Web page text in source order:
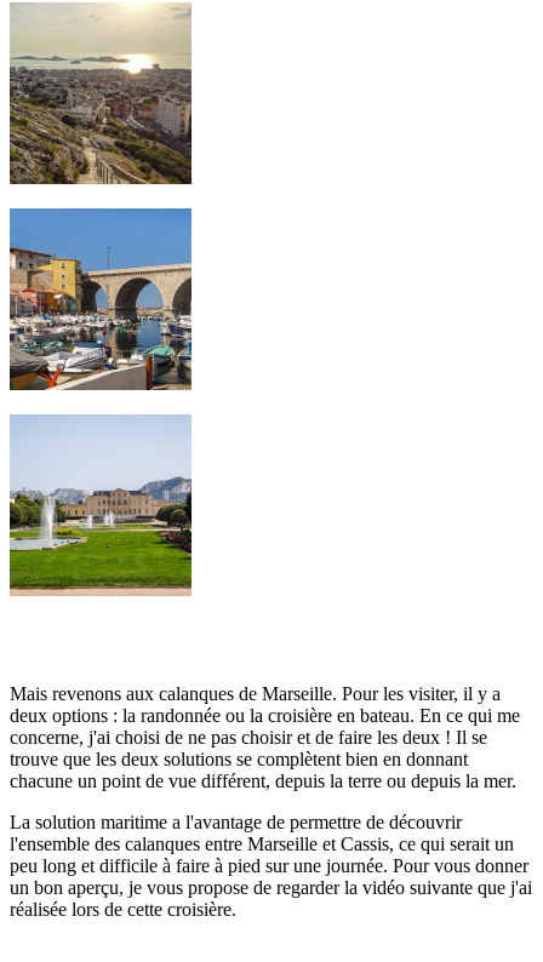
Mais revenons aux calanques de Marseille. Pour les visiter, il y a
deux options : la randonnée ou la croisière en bateau. En ce qui me
concerne, j'ai choisi de ne pas choisir et de faire les deux ! Il se
trouve que les deux solutions se complètent bien en donnant
chacune un point de vue différent, depuis la terre ou depuis la mer.
La solution maritime a l'avantage de permettre de découvrir
l'ensemble des calanques entre Marseille et Cassis, ce qui serait un
peu long et difficile à faire à pied sur une journée. Pour vous donner
un bon aperçu, je vous propose de regarder la vidéo suivante que j'ai
réalisée lors de cette croisière.